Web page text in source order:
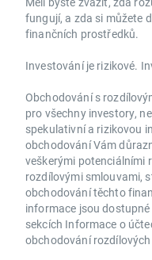
fungují, a zda si můžete
finančních prostředků.
Investování je rizikové.
Obchodování s
pro všechny investory,
spekulativní a rizikovou
obchodování Vám
veškerými potenciálními
rozdílovými smlouvami,
obchodování těchto
informace jsou
sekcích Informace o
obchodování rozdílových